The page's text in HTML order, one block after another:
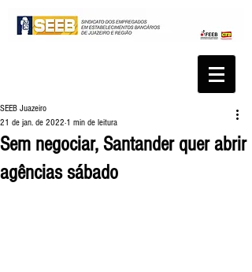
Sem negociar, Santander quer abrir
agências sábado
SEEB Juazeiro
21 de jan. de 2022 1 min de leitura